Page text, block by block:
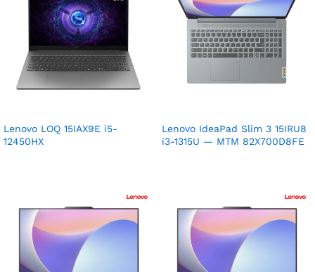
Lenovo LOQ 15IAX9E i5-
12450HX
Lenovo IdeaPad Slim 3 15IRU8
i3-1315U — MTM 82X700D8FE